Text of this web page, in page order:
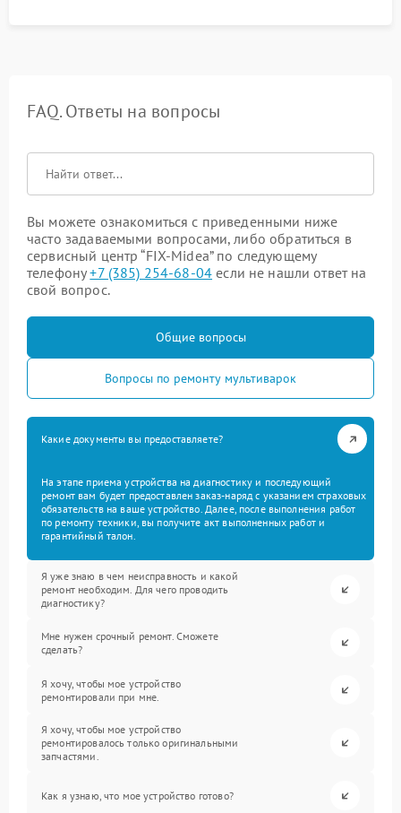
FAQ. Ответы на вопросы
Вы можете ознакомиться с приведенными ниже
часто задаваемыми вопросами, либо обратиться в
сервисный центр “FIX-Midea” по следующему
телефону+7 (385) 254-68-04 если не нашли ответ на
свой вопрос.
Общие вопросы
Вопросы по ремонту мультиварок
Какие документы вы предоставляете?
На этапе приема устройства на диагностику и последующий
ремонт вам будет предоставлен заказ-наряд с указанием страховых
обязательств на ваше устройство. Далее, после выполнения работ
по ремонту техники, вы получите акт выполненных работ и
гарантийный талон.
Я уже знаю в чем неисправность и какой
ремонт необходим. Для чего проводить
диагностику?
Мне нужен срочный ремонт. Сможете
сделать?
Я хочу, чтобы мое устройство
ремонтировали при мне.
Я хочу, чтобы мое устройство
ремонтировалось только оригинальными
запчастями.
Как я узнаю, что мое устройство готово?